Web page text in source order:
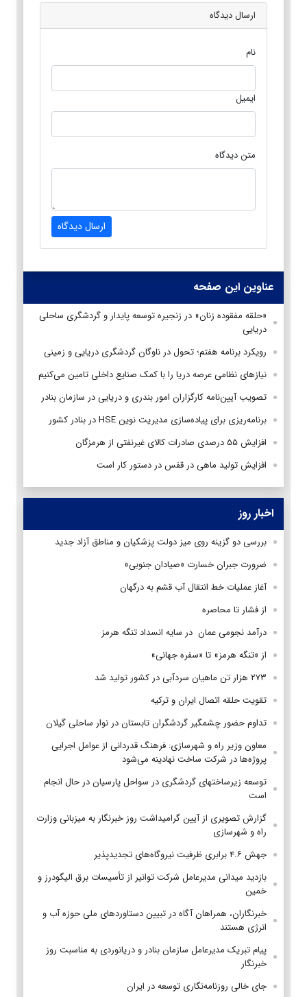
ارسال دیدگاه
نام
ایمیل
متن دیدگاه
ارسال دیدگاه
عناوین این صفحه
«حلقه مفقوده زنان» در زنجیره توسعه پایدار و گردشگری ساحلی
دریایی
رویکرد برنامه هفتم؛ تحول در ناوگان گردشگری دریایی و زمینی
نیازهای نظامی عرصه دریا را با کمک صنایع داخلی تامین می‌کنیم
تصویب آیین‌نامه کارگزاران امور بندری و دریایی در سازمان بنادر
برنامه‌ریزی برای پیاده‌سازی مدیریت نوین HSE در بنادر کشور
افزایش ۵۵ درصدی صادرات کالای غیرنفتی از هرمزگان
افزایش تولید ماهی در قفس در دستور کار است
اخبار روز
بررسی دو گزینه روی میز دولت پزشکیان و مناطق آزاد جدید
ضرورت جبران خسارت «صیادان جنوبی»
آغاز عملیات خط انتقال آب قشم به درگهان
از فشار تا محاصره
درآمد نجومی عمان در سایه انسداد تنگه هرمز
از «تنگه هرمز» تا «سفره جهانی»
۲۷۳ هزار تن ماهیان سردآبی در کشور تولید شد
تقویت حلقه اتصال ایران و ترکیه
تداوم حضور چشمگیر گردشگران تابستان در نوار ساحلی گیلان
معاون وزیر راه و شهرسازی: فرهنگ قدردانی از عوامل اجرایی
پروژه‌ها در شرکت ساخت نهادینه می‌شود
توسعه زیرساختهای گردشگری در سواحل پارسیان در حال انجام
است
گزارش تصویری از آیین گرامیداشت روز خبرنگار به میزبانی وزارت
راه و شهرسازی
جهش ۴.۶ برابری ظرفیت نیروگاه‌های تجدیدپذیر
بازدید میدانی مدیرعامل شرکت توانیر از تأسیسات برق الیگودرز و
خمین
خبرنگاران، همراهان آگاه در تبیین دستاوردهای ملی حوزه آب و
انرژی هستند
پیام تبریک مدیرعامل سازمان بنادر و دریانوردی به مناسبت روز
خبرنگار
جای خالی روزنامه‌نگاری توسعه در ایران